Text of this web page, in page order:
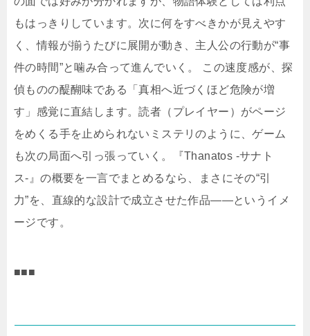
もはっきりしています。次に何をすべきかが見えやす
く、情報が揃うたびに展開が動き、主人公の行動が“事
件の時間”と噛み合って進んでいく。 この速度感が、探
偵ものの醍醐味である「真相へ近づくほど危険が増
す」感覚に直結します。読者（プレイヤー）がページ
をめくる手を止められないミステリのように、ゲーム
も次の局面へ引っ張っていく。『Thanatos -サナト
ス-』の概要を一言でまとめるなら、まさにその“引
力”を、直線的な設計で成立させた作品――というイメ
ージです。
■■■